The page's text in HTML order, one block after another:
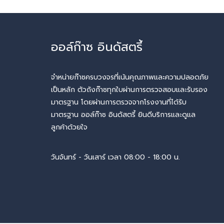
ออล์ก๊าซ อินดัสตรี้
จำหน่ายก๊าซครบวงจรที่เน้นคุณภาพและความปลอดภัย
เป็นหลัก ตัวถังก๊าซทุกใบผ่านการตรวจสอบและรับรอง
มาตรฐาน โดยผ่านการตรวจจากโรงงานที่ได้รับ
มาตรฐาน ออล์ก๊าซ อินดัสตรี้ ยินดีบริการและดูแล
ลูกค้าด้วยใจ
วันจันทร์ - วันเสาร์ เวลา 08:00 - 18:00 น.